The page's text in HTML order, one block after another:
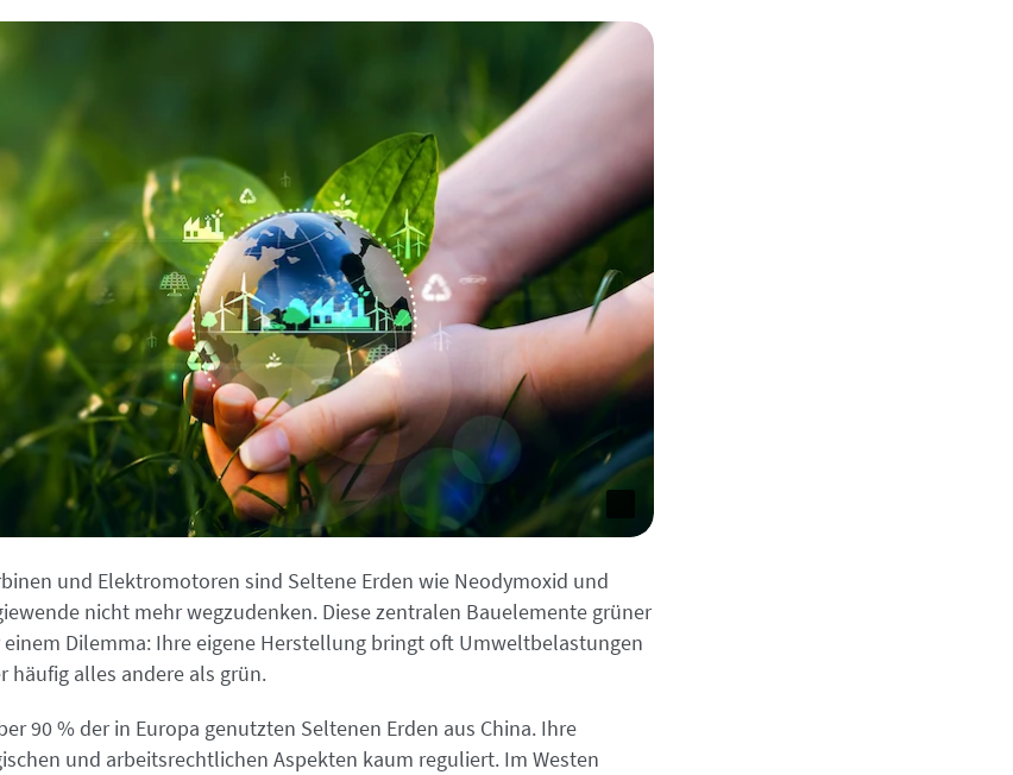
und Elektromotoren sind Seltene Erden wie Neodymoxid und
nicht mehr wegzudenken. Diese zentralen Bauelemente grüner
Dilemma: Ihre eigene Herstellung bringt oft Umweltbelastungen
häufig alles andere als grün.
90 % der in Europa genutzten Seltenen Erden aus China. Ihre
und arbeitsrechtlichen Aspekten kaum reguliert. Im Westen